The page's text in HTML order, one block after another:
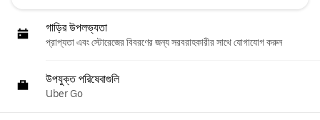
গাড়ির উপলভ্যতা
প্রাপ্যতা এবং স্টোরেজের বিবরণের জন্য সরবরাহকারীর সাথে যোগাযোগ করুন
উপযুক্ত পরিষেবাগুলি
Uber Go